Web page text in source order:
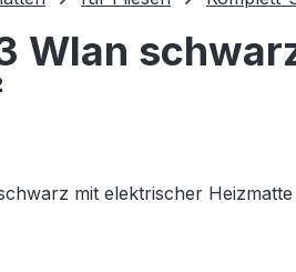
Wlan